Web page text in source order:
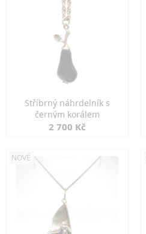
Stříbrný náhrdelník s
černým korálem
2 700 Kč
NOVÉ